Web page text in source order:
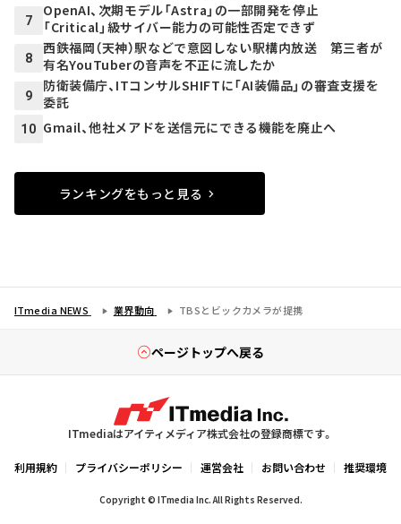
7
OpenAI、次期モデル「Astra」の一部開発を停止
「Critical」級サイバー能力の可能性否定できず
8
西鉄福岡（天神）駅などで意図しない駅構内放送 第三者が
有名YouTuberの音声を不正に流したか
9
防衛装備庁、ITコンサルSHIFTに「AI装備品」の審査支援を
委託
10 Gmail、他社メアドを送信元にできる機能を廃止へ
ランキングをもっと見る
ITmedia NEWS 業界動向 TBSとビックカメラが提携
ページトップへ戻る
ITmediaはアイティメディア株式会社の登録商標です。
利用規約 プライバシーポリシー 運営会社 お問い合わせ 推奨環境
Copyright © ITmedia Inc. All Rights Reserved.